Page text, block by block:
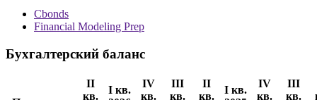
Cbonds
Financial Modeling Prep
Бухгалтерский баланс
II
кв.
I кв.
IV
кв.
III
кв.
II
кв.
I кв.
IV
кв.
III
кв.